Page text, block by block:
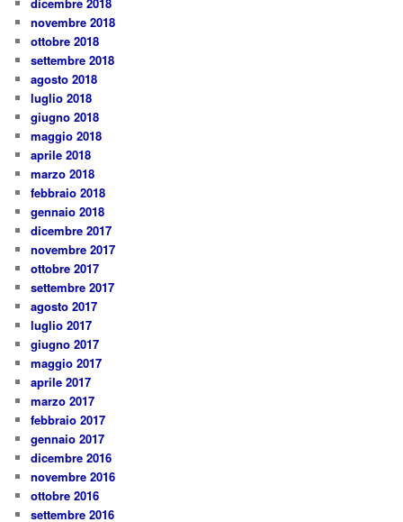
dicembre 2018
novembre 2018
ottobre 2018
settembre 2018
agosto 2018
luglio 2018
giugno 2018
maggio 2018
aprile 2018
marzo 2018
febbraio 2018
gennaio 2018
dicembre 2017
novembre 2017
ottobre 2017
settembre 2017
agosto 2017
luglio 2017
giugno 2017
maggio 2017
aprile 2017
marzo 2017
febbraio 2017
gennaio 2017
dicembre 2016
novembre 2016
ottobre 2016
settembre 2016